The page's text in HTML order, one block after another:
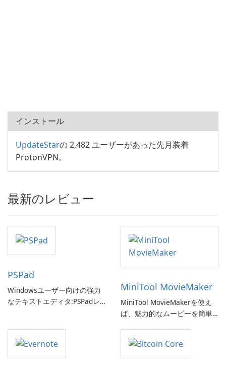
インストール
UpdateStarの 2,482 ユーザーがあった先月装着
ProtonVPN。
最新のレビュー
PSPad
Windowsユーザー向けの強力
なテキストエディタ:PSPadレ
MiniTool MovieMaker
MiniTool MovieMakerを使え
ば、魅力的なムービーを簡単